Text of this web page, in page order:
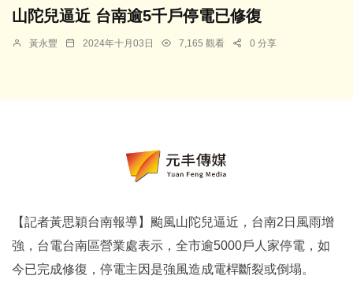
山陀兒逼近 台南逾5千戶停電已修復
黃永豐 2024年十月03日 7,165 觀看 0 分享
【記者黃思穎台南報導】颱風山陀兒逼近，台南2日風雨增
強，台電台南區營業處表示，全市逾5000戶人家停電，如
今已完成修復，停電主因是強風造成電桿斷裂或倒塌。